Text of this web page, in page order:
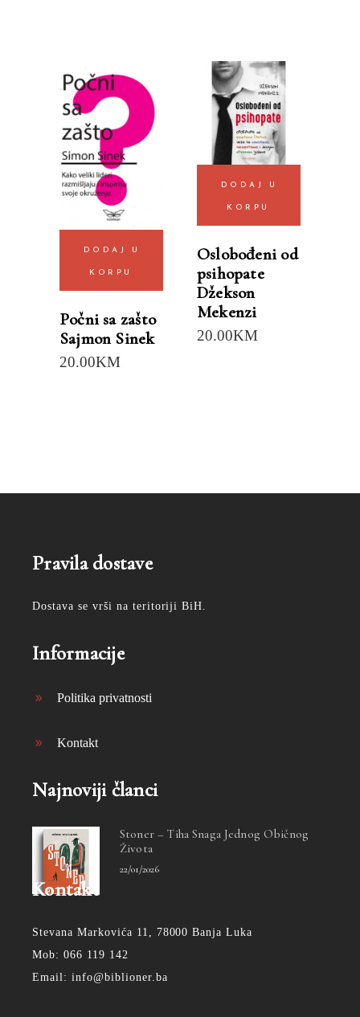
DODAJ U
KORPU
Počni sa zašto
Sajmon Sinek
20.00KM
DODAJ U
KORPU
Oslobođeni od
psihopate
Džekson
Mekenzi
20.00KM
Pravila dostave
Dostava se vrši na teritoriji BiH.
Informacije
Politika privatnosti
Kontakt
Najnoviji članci
Stoner – Tiha Snaga Jednog Običnog
Života
22/01/2026
Kontakt
Stevana Markovića 11, 78000 Banja Luka
Mob: 066 119 142
Email: info@biblioner.ba